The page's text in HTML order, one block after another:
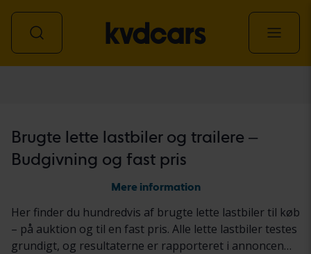
Brugte lette lastbiler og trailere –
Budgivning og fast pris
Mere information
Her finder du hundredvis af brugte lette lastbiler til køb
– på auktion og til en fast pris. Alle lette lastbiler testes
grundigt, og resultaterne er rapporteret i annoncen